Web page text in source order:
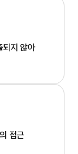
되지 않아
접근